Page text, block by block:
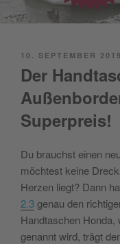
POSTED
ON
10. SEPTEMBER 2019
Der
Superpreis!
Du brauchst einen
möchtest keine
Herzen liegt? Dann
2.3genau den
Handtaschen Honda,
genannt wird, trägt